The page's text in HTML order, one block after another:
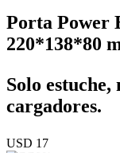
Porta Power
220*138*80
Solo
cargadores.
USD 17